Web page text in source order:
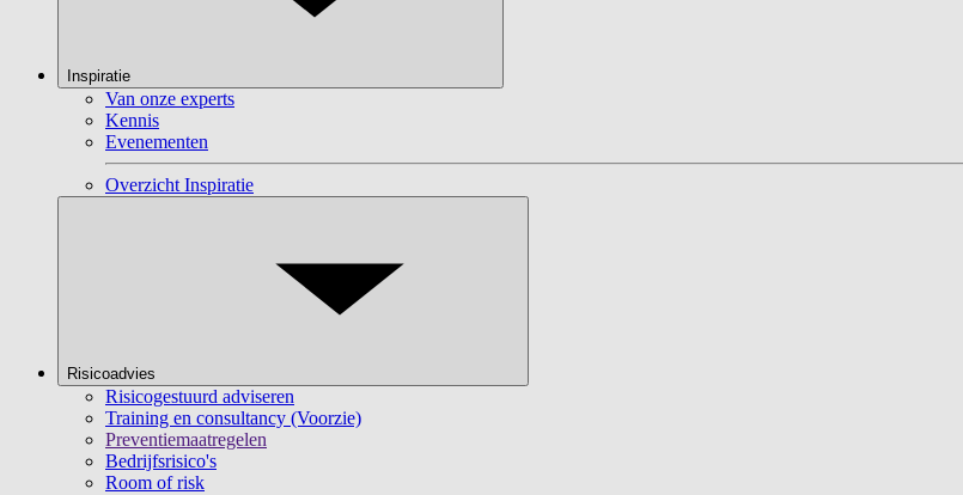
Inspiratie
Van onze experts
Kennis
Evenementen
Overzicht Inspiratie
Risicoadvies
Risicogestuurd adviseren
Training en consultancy (Voorzie)
Preventiemaatregelen
Bedrijfsrisico's
Room of risk